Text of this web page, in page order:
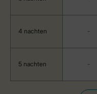
4 nachten -
5 nachten -